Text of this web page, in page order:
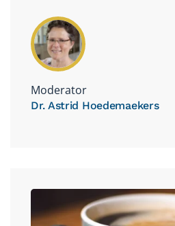
Moderator
Dr. Astrid Hoedemaekers